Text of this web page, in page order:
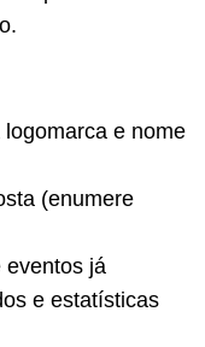
e nome
(enumere
eventos já
e estatísticas